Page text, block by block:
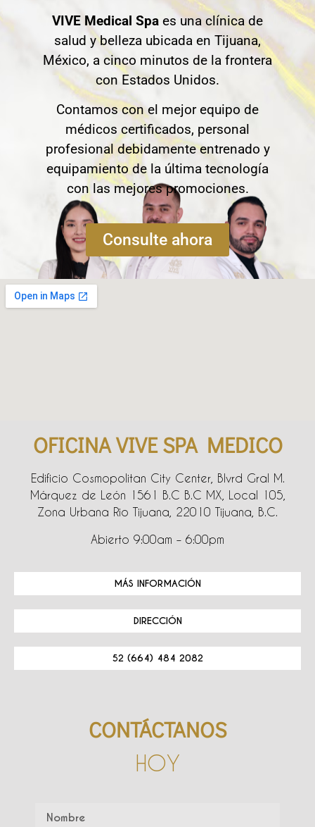
VIVE Medical Spa es una clínica de
salud y belleza ubicada en Tijuana,
México, a cinco minutos de la frontera
con Estados Unidos.
Contamos con el mejor equipo de
médicos certificados, personal
profesional debidamente entrenado y
equipamiento de la última tecnología
con las mejores promociones.
Consulte ahora
OFICINA VIVE SPA MEDICO
Edificio Cosmopolitan City Center, Blvrd Gral M.
Márquez de León 1561 B.C B.C MX, Local 105,
Zona Urbana Rio Tijuana, 22010 Tijuana, B.C.
Abierto 9:00am – 6:00pm
MÁS INFORMACIÓN
DIRECCIÓN
52 (664) 484 2082
CONTÁCTANOS
HOY